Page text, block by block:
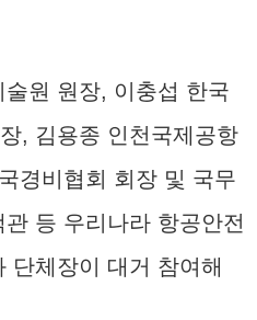
원 원장, 이충섭 한국
, 김용종 인천국제공항
경비협회 회장 및 국무
등 우리나라 항공안전
단체장이 대거 참여해